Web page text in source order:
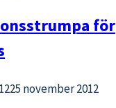
för
25 november 2012